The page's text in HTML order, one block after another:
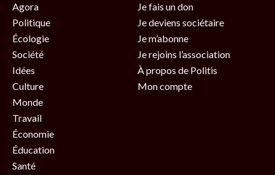
Agora
Politique
Écologie
Société
Idées
Culture
Monde
Travail
Économie
Éducation
Santé
Je fais un don
Je deviens sociétaire
Je m’abonne
Je rejoins l’association
À propos de Politis
Mon compte